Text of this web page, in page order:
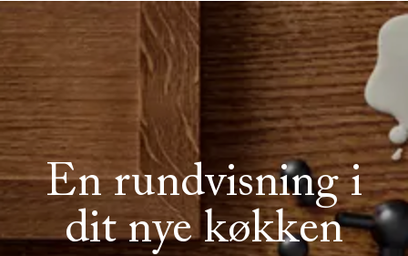
En rundvisning i
dit nye køkken